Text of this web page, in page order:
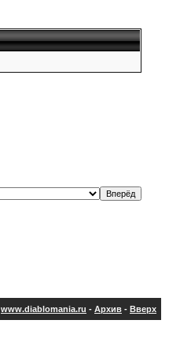
www.diablomania.ru - Архив - Вверх